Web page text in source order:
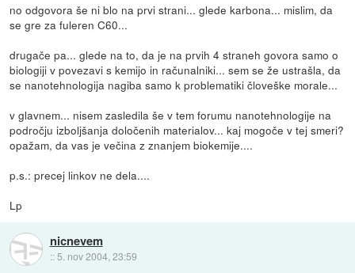
no odgovora še ni blo na prvi strani... glede karbona... mislim, da
se gre za fuleren C60...
drugače pa... glede na to, da je na prvih 4 straneh govora samo o
biologiji v povezavi s kemijo in računalniki... sem se že ustrašla, da
se nanotehnologija nagiba samo k problematiki človeške morale...
v glavnem... nisem zasledila še v tem forumu nanotehnologije na
področju izboljšanja določenih materialov... kaj mogoče v tej smeri?
opažam, da vas je večina z znanjem biokemije....
p.s.: precej linkov ne dela....
Lp
nicnevem
:: 5. nov 2004, 23:59